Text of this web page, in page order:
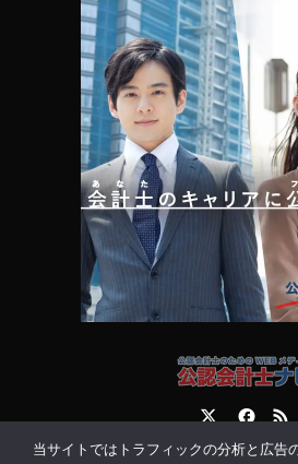
運営会社 お問合
当サイトではトラフィックの分析と広告